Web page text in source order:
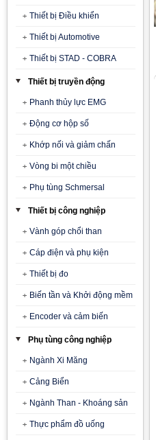
Thiết bị Điều khiển
Thiết bị Automotive
Thiết bị STAD - COBRA
Thiết bị truyền động
Phanh thủy lực EMG
Động cơ hộp số
Khớp nối và giảm chấn
Vòng bi một chiều
Phụ tùng Schmersal
Thiết bị công nghiệp
Vành góp chổi than
Cáp điện và phụ kiện
Thiết bị đo
Biến tần và Khởi động mềm
Encoder và cảm biến
Phụ tùng công nghiệp
Ngành Xi Măng
Cảng Biển
Ngành Than - Khoáng sản
Thực phẩm đồ uống